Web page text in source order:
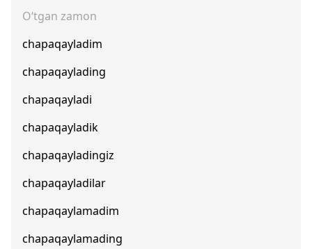
O‘tgan zamon
chapaqayladim
chapaqaylading
chapaqayladi
chapaqayladik
chapaqayladingiz
chapaqayladilar
chapaqaylamadim
chapaqaylamading